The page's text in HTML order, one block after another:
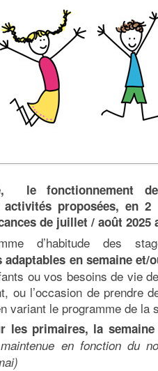
le fonctionnement
proposées, en 2
de juillet / août 2025
d’habitude des
en semaine et/
ou vos besoins de vie
ou l’occasion de prendre
variant le programme de la
les primaires, la semaine
en fonction du